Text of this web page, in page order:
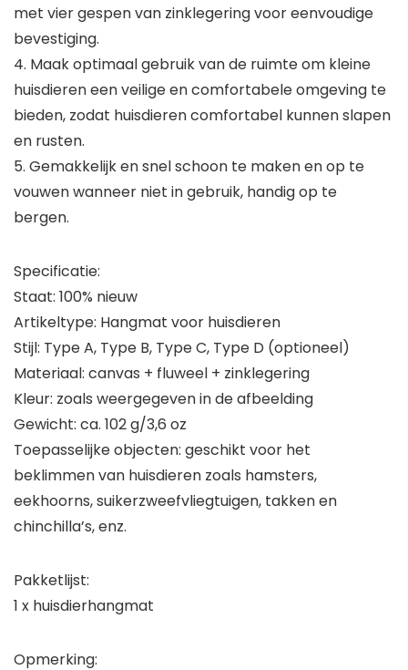
met vier gespen van zinklegering voor eenvoudige
bevestiging.
4. Maak optimaal gebruik van de ruimte om kleine
huisdieren een veilige en comfortabele omgeving te
bieden, zodat huisdieren comfortabel kunnen slapen
en rusten.
5. Gemakkelijk en snel schoon te maken en op te
vouwen wanneer niet in gebruik, handig op te
bergen.
Specificatie:
Staat: 100% nieuw
Artikeltype: Hangmat voor huisdieren
Stijl: Type A, Type B, Type C, Type D (optioneel)
Materiaal: canvas + fluweel + zinklegering
Kleur: zoals weergegeven in de afbeelding
Gewicht: ca. 102 g/3,6 oz
Toepasselijke objecten: geschikt voor het
beklimmen van huisdieren zoals hamsters,
eekhoorns, suikerzweefvliegtuigen, takken en
chinchilla’s, enz.
Pakketlijst:
1 x huisdierhangmat
Opmerking: